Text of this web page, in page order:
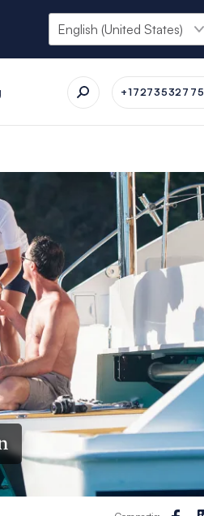
+17273532775